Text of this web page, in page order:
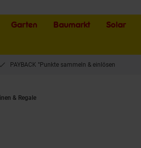
Garten Baumarkt Solar
PAYBACK °Punkte sammeln & einlösen
& Regale